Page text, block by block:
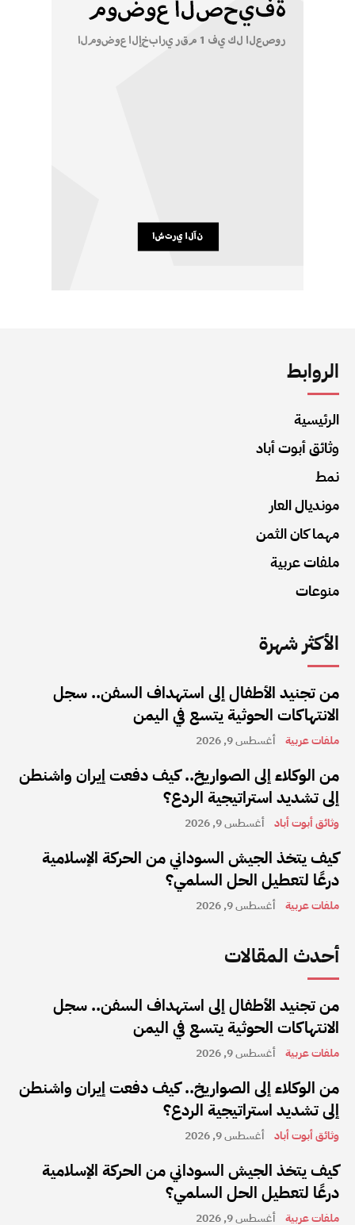
الروابط
الرئيسية
وثائق أبوت أباد
نمط
مونديال العار
مهما كان الثمن
ملفات عربية
منوعات
الأكثر شهرة
من تجنيد الأطفال إلى استهداف السفن.. سجل
الانتهاكات الحوثية يتسع في اليمن
ملفات عربية أغسطس 9, 2026
من الوكلاء إلى الصواريخ.. كيف دفعت إيران واشنطن
إلى تشديد استراتيجية الردع؟
وثائق أبوت أباد أغسطس 9, 2026
كيف يتخذ الجيش السوداني من الحركة الإسلامية
درعًا لتعطيل الحل السلمي؟
ملفات عربية أغسطس 9, 2026
أحدث المقالات
من تجنيد الأطفال إلى استهداف السفن.. سجل
الانتهاكات الحوثية يتسع في اليمن
ملفات عربية أغسطس 9, 2026
من الوكلاء إلى الصواريخ.. كيف دفعت إيران واشنطن
إلى تشديد استراتيجية الردع؟
وثائق أبوت أباد أغسطس 9, 2026
كيف يتخذ الجيش السوداني من الحركة الإسلامية
درعًا لتعطيل الحل السلمي؟
ملفات عربية أغسطس 9, 2026